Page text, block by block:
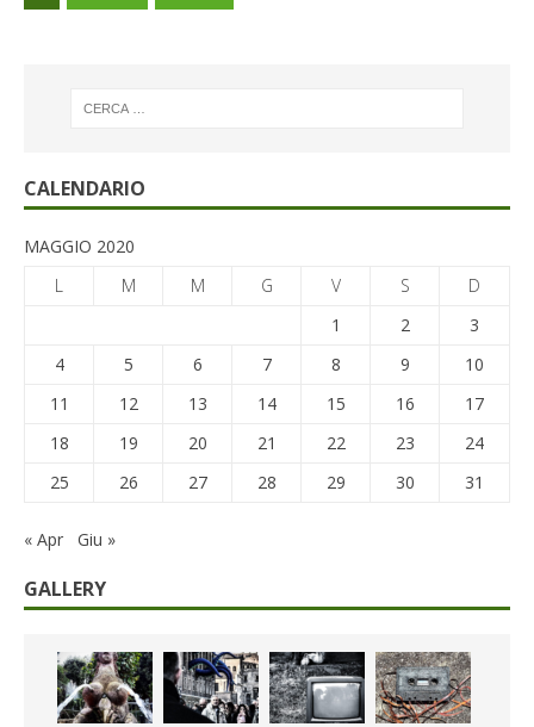
CALENDARIO
MAGGIO 2020
L
M M G V S
D
1
2
3
4
5 6 7 8 9
10
11
12 13 14 15 16
17
18
19 20 21 22 23
24
25
26 27 28 29 30 31
« Apr Giu »
GALLERY